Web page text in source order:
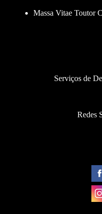
Massa Vitae Toutor
Serviços de
Redes